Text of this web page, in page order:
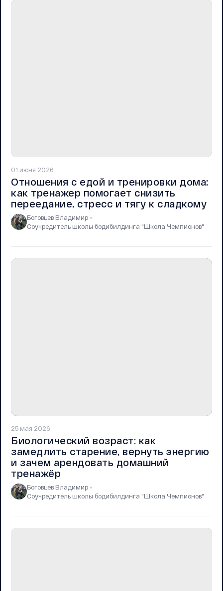
01 июня 2026
Отношения с едой и тренировки дома:
как тренажер помогает снизить
переедание, стресс и тягу к сладкому
Боговцев Владимир
Соучредитель школы бодибилдинга "Школа Чемпионов"
25 мая 2026
Биологический возраст: как
замедлить старение, вернуть энергию
и зачем арендовать домашний
тренажёр
Боговцев Владимир
Соучредитель школы бодибилдинга "Школа Чемпионов"